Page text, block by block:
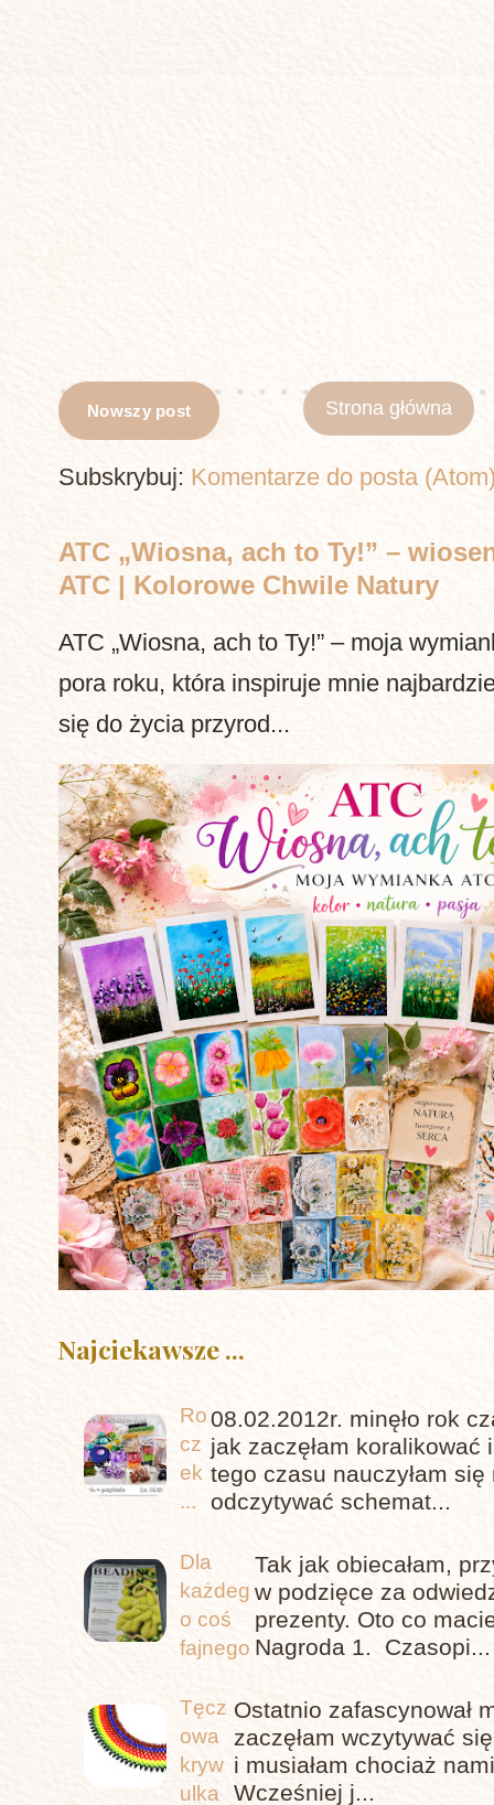
Nowszy post Strona główna
Subskrybuj: Komentarze do posta
ATC „Wiosna, ach to Ty!” –
ATC | Kolorowe Chwile Natury
ATC „Wiosna, ach to Ty!” – moja
pora roku, która inspiruje mnie
się do życia przyrod...
Najciekawsze ...
Ro
cz
ek
...
08.02.2012r. minęło rok
jak zaczęłam koralikować
tego czasu nauczyłam
odczytywać schemat...
Dla
każdeg
o coś
fajnego
Tak jak obiecałam,
w podzięce za
prezenty. Oto co
Nagroda 1. Czasopi...
Tęcz
owa
kryw
ulka
Ostatnio zafascynował
zaczęłam wczytywać
i musiałam chociaż
Wcześniej j...